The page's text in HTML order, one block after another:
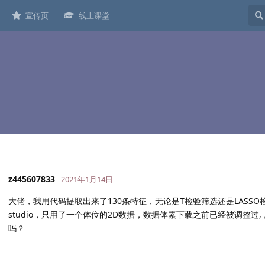
宣传页 线上课堂
z445607833 2021年1月14日
大佬，我用代码提取出来了130条特征，无论是T检验筛选还是
studio，只用了一个体位的2D数据，数据体素下载之前已经被调整过
吗？